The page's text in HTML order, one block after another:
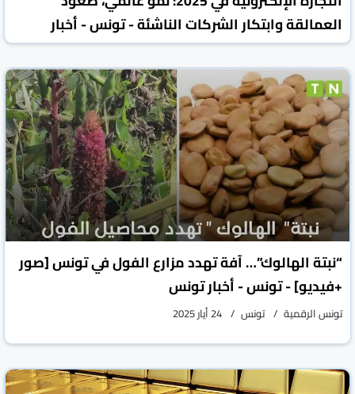
العمالقة وابتكار الشركات الناشئة - تونس - أخبار
تونس
تونس الرقمية تونس 26 أيار 2025
“نبتة الهالوك”… آفة تهدد مزارع الفول في تونس [صور
+فيديو] - تونس - أخبار تونس
تونس الرقمية تونس 24 أيار 2025